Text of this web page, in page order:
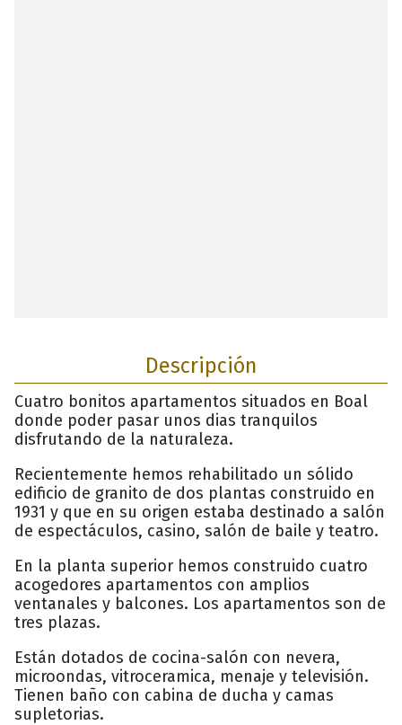
Descripción
Cuatro bonitos apartamentos situados en Boal
donde poder pasar unos dias tranquilos
disfrutando de la naturaleza.
Recientemente hemos rehabilitado un sólido
edificio de granito de dos plantas construido en
1931 y que en su origen estaba destinado a salón
de espectáculos, casino, salón de baile y teatro.
En la planta superior hemos construido cuatro
acogedores apartamentos con amplios
ventanales y balcones. Los apartamentos son de
tres plazas.
Están dotados de cocina-salón con nevera,
microondas, vitroceramica, menaje y televisión.
Tienen baño con cabina de ducha y camas
supletorias.